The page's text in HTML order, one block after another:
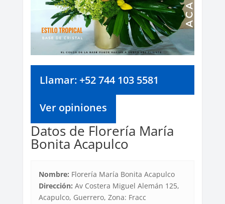
Llamar: +52 744 103 5581
Ver opiniones
Datos de Florería María
Bonita Acapulco
Nombre: Florería María Bonita Acapulco
Dirección: Av Costera Miguel Alemán 125,
Acapulco, Guerrero, Zona: Fracc